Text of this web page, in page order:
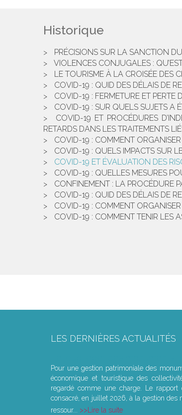
Historique
PRÉCISIONS SUR LA SANCTION
VIOLENCES CONJUGALES :
LE TOURISME À LA CROISÉE DES
COVID-19 : QUID DES DÉLAIS DE
COVID-19 : FERMETURE ET PERTE
COVID-19 : SUR QUELS SUJETS A
COVID-19 ET PROCÉDURES
RETARDS DANS LES TRAITEMENTS
COVID-19 : COMMENT
COVID-19 : QUELS IMPACTS SUR
COVID-19 ET ÉVALUATION DES
COVID-19 : QUELLES MESURES
CONFINEMENT : LA PROCÉDURE
COVID-19 : QUID DES DÉLAIS DE
COVID-19 : COMMENT
COVID-19 : COMMENT TENIR LES
LES DERNIÈRES ACTUALITÉS
Pour une gestion patrimoniale des
économique et touristique des
regardé comme une charge. Le
consacré, en juillet 2026, à la gestion
ressour...
Lire la suite